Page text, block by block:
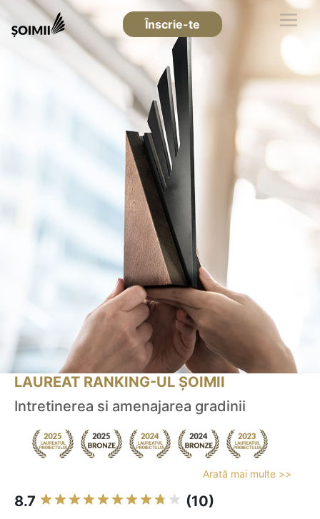
Înscrie-te
LAUREAT RANKING-UL ȘOIMII
Intretinerea si amenajarea gradinii
Arată mai multe >>
8.7 (10)